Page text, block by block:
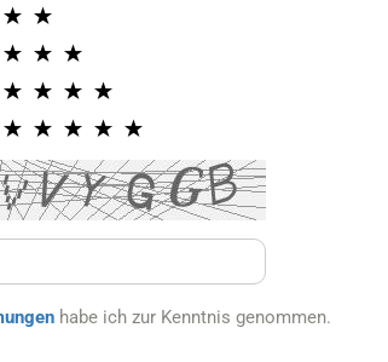
&
Shirts
habe ich zur Kenntnis genommen.